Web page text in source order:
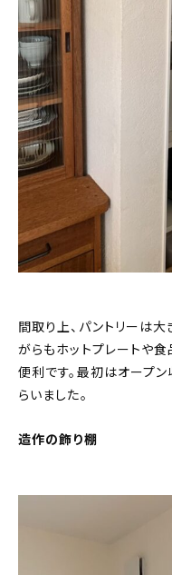
間取り上、パントリーは大
がらもホットプレートや
便利です。最初はオープ
らいました。
造作の飾り棚